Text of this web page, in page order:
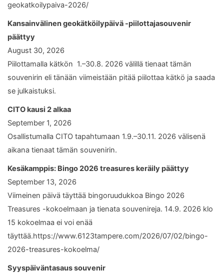
geokatkoilypaiva-2026/
Kansainvälinen geokätköilypäivä -piilottajasouvenir
päättyy
August 30, 2026
Piilottamalla kätkön 1.–30.8. 2026 välillä tienaat tämän
souvenirin eli tänään viimeistään pitää piilottaa kätkö ja saada
se julkaistuksi.
CITO kausi 2 alkaa
September 1, 2026
Osallistumalla CITO tapahtumaan 1.9.–30.11. 2026 välisenä
aikana tienaat tämän souvenirin.
Kesäkamppis: Bingo 2026 treasures keräily päättyy
September 13, 2026
Viimeinen päivä täyttää bingoruudukkoa Bingo 2026
Treasures -kokoelmaan ja tienata souvenireja. 14.9. 2026 klo
15 kokoelmaa ei voi enää
täyttää.https://www.6123tampere.com/2026/07/02/bingo-
2026-treasures-kokoelma/
Syyspäiväntasaus souvenir